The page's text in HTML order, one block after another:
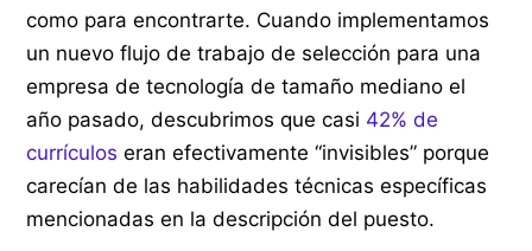
como para encontrarte. Cuando implementamos
un nuevo flujo de trabajo de selección para una
empresa de tecnología de tamaño mediano el
año pasado, descubrimos que casi 42% de
currículos eran efectivamente “invisibles” porque
carecían de las habilidades técnicas específicas
mencionadas en la descripción del puesto.